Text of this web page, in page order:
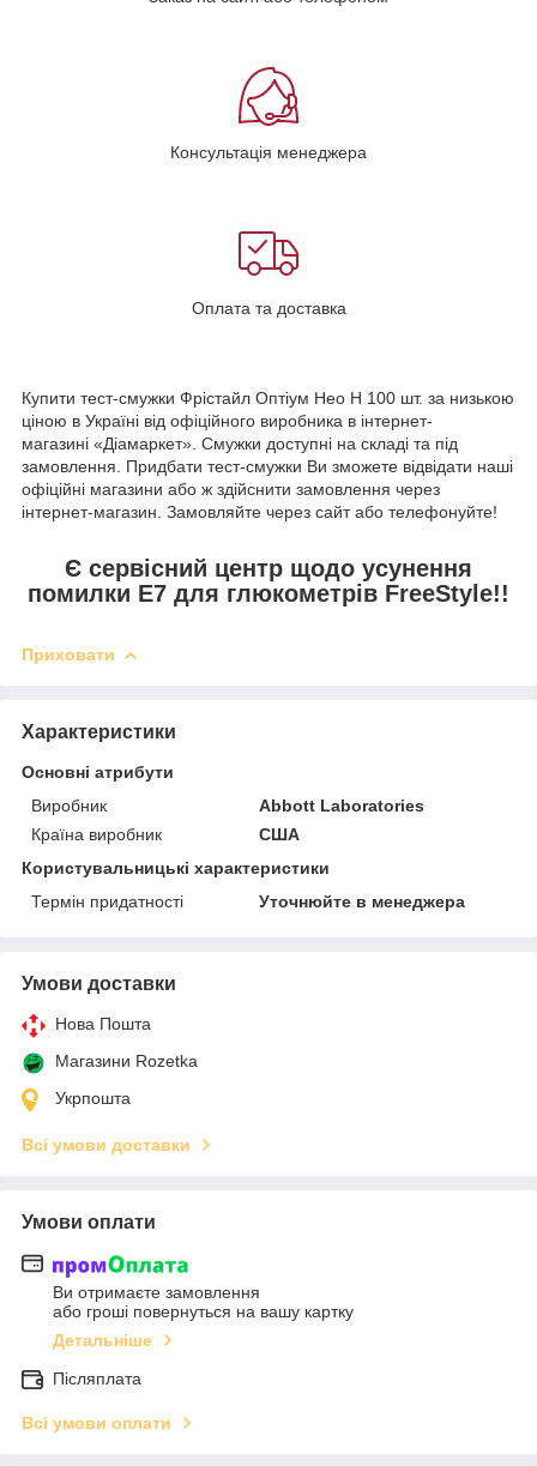
Консультація менеджера
Оплата та доставка
Купити тест-смужки Фрістайл Оптіум Нео Н 100 шт. за низькою
ціною в Україні від офіційного виробника в інтернет-
магазині «Діамаркет». Смужки доступні на складі та під
замовлення. Придбати тест-смужки Ви зможете відвідати наші
офіційні магазини або ж здійснити замовлення через
інтернет-магазин. Замовляйте через сайт або телефонуйте!
Є сервісний центр щодо усунення
помилки E7 для глюкометрів FreeStyle!!
Приховати
Характеристики
Основні атрибути
Виробник
Abbott Laboratories
Країна виробник
США
Користувальницькі характеристики
Термін придатності
Уточнюйте в менеджера
Умови доставки
Нова Пошта
Магазини Rozetka
Укрпошта
Всі умови доставки
Умови оплати
Ви отримаєте замовлення
або гроші повернуться на вашу картку
Детальніше
Післяплата
Всі умови оплати